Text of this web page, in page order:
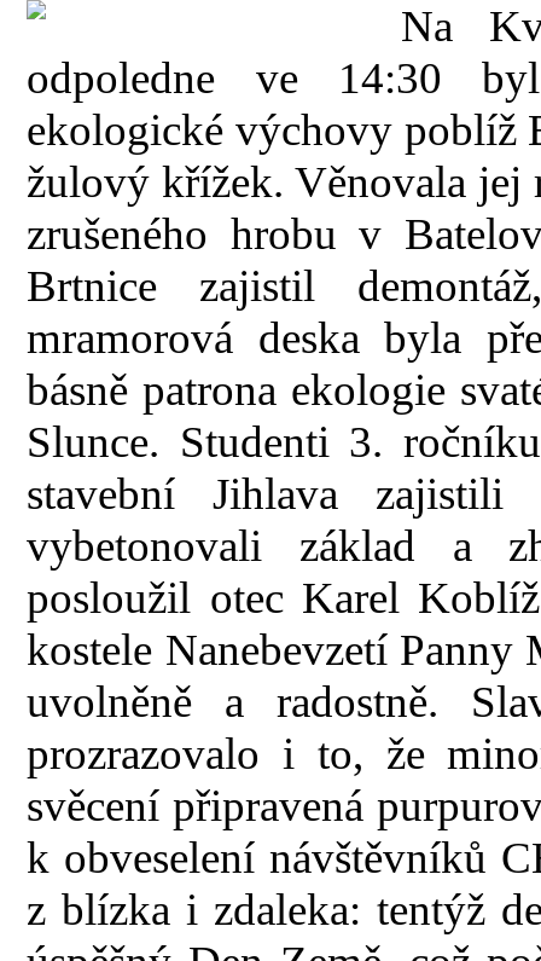
Na
odpoledne ve 14:30
ekologické výchovy poblíž
žulový křížek. Věnovala jej
zrušeného hrobu v
Brtnice zajistil
mramorová deska byla
básně patrona ekologie
Slunce. Studenti 3.
stavební Jihlava
vybetonovali základ a
posloužil otec Karel
kostele Nanebevzetí
uvolněně a radostně.
prozrazovalo i to, že
svěcení připravená
k obveselení návštěvníků
z blízka i zdaleka: tentýž